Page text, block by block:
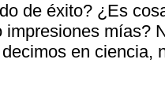
de éxito? ¿Es
mías?
en ciencia,